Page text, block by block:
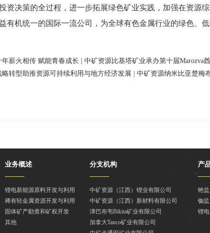
资决策的全过程，进一步拓展绿色矿业实践，加强在资源
有机统一的国际一流公司，为全球有色金属行业的绿色、
业务概述
锂电新能源原料开发与利用
稀有轻金属资源开发与利用
固体矿产勘查和矿权开发
其他
分支机构
中矿资源（江西）锂业有限公司
中矿资源（江西）新材料有限公司
津巴布韦Bikita矿业有限公司
加拿大Tanco矿业有限公司
产
铯盐
铷盐
锂